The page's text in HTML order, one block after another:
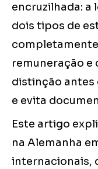
encruzilhada: a
dois tipos de
remuneração e
distinção antes
e evita
Este artigo
na Alemanha
internacionais,